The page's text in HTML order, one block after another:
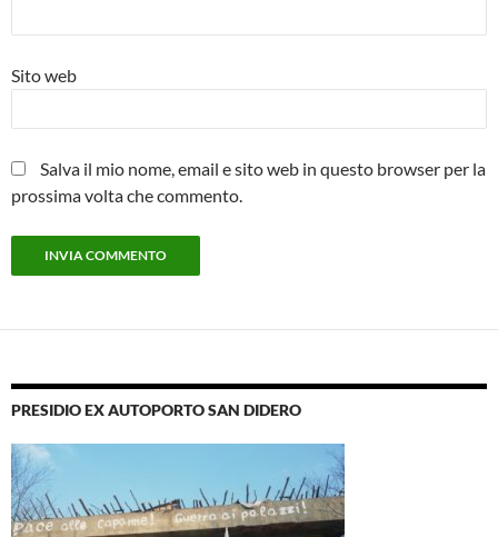
Sito web
Salva il mio nome, email e sito web in questo browser per la
prossima volta che commento.
PRESIDIO EX AUTOPORTO SAN DIDERO